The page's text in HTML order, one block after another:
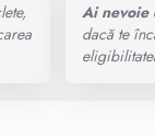
Ai nevoie
dacă te